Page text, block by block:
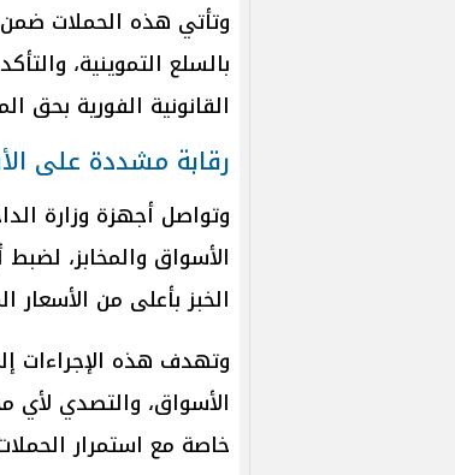
وتأتي هذه الحملات ضمن
بالسلع التموينية،
القانونية الفورية بحق
رقابة مشددة على
وتواصل أجهزة وزارة
الأسواق والمخابز،
الخبز بأعلى من الأسعار
وتهدف هذه الإجراءات
الأسواق، والتصدي لأي
خاصة مع استمرار